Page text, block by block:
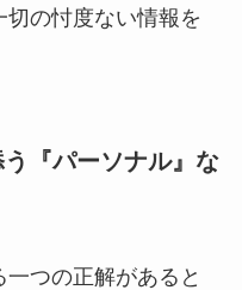
の忖度ない情報を
う『パーソナル』な
つの正解があると